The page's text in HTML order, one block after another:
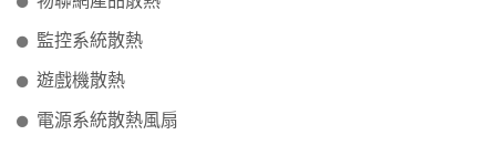
監控系統散熱
遊戲機散熱
電源系統散熱風扇